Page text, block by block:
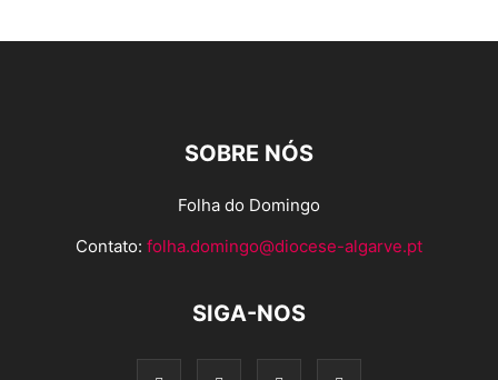
SOBRE NÓS
Folha do Domingo
Contato: folha.domingo@diocese-algarve.pt
SIGA-NOS